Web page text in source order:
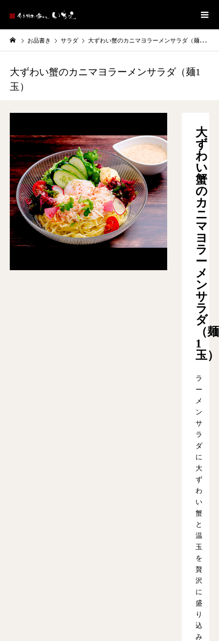
お品書き サラダ 大ずわい蟹のカニマヨラーメンサラダ（麺1玉）
大ずわい蟹のカニマヨラーメンサラダ（麺1
玉）
大
ず
わ
い
蟹
の
カ
ニ
マ
ヨ
ラ
ー
メ
ン
サ
ラ
ダ
（麺
1
玉）
ラ
ー
メ
ン
サ
ラ
ダ
に
大
ず
わ
い
蟹
と
温
玉
を
贅
沢
に
盛
り
込
み